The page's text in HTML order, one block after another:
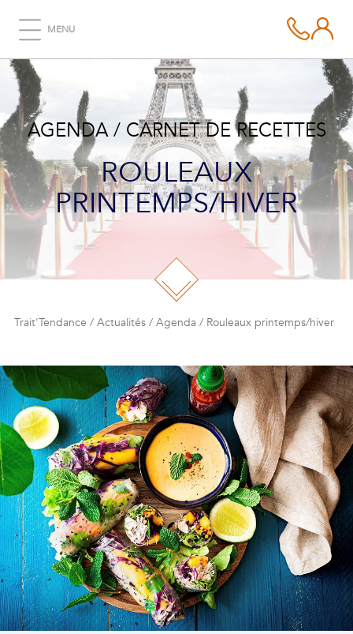
MENU
AGENDA / CARNET DE RECETTES
ROULEAUX
PRINTEMPS/HIVER
Trait'Tendance / Actualités / Agenda / Rouleaux printemps/hiver